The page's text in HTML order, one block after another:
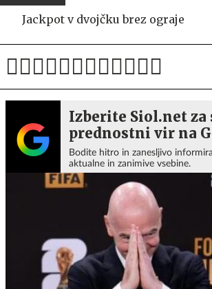
Jackpot v dvojčku brez ograje
Izberite Siol.net za
prednostni vir na
Bodite hitro in zanesljivo
aktualne in zanimive vsebine.